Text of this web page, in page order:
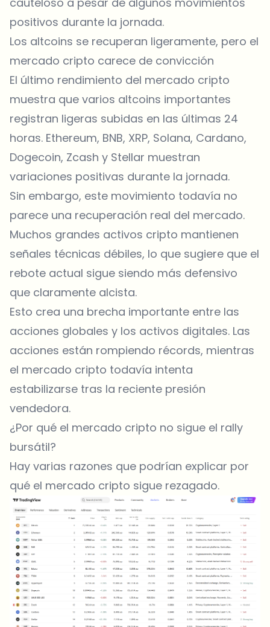
positivos durante la jornada.
Los altcoins se recuperan ligeramente, pero el
mercado cripto carece de convicción
El último rendimiento del mercado cripto
muestra que varios altcoins importantes
registran ligeras subidas en las últimas 24
horas. Ethereum, BNB, XRP, Solana, Cardano,
Dogecoin, Zcash y Stellar muestran
variaciones positivas durante la jornada.
Sin embargo, este movimiento todavía no
parece una recuperación real del mercado.
Muchos grandes activos cripto mantienen
señales técnicas débiles, lo que sugiere que el
rebote actual sigue siendo más defensivo
que claramente alcista.
Esto crea una brecha importante entre las
acciones globales y los activos digitales. Las
acciones están rompiendo récords, mientras
el mercado cripto todavía intenta
estabilizarse tras la reciente presión
vendedora.
¿Por qué el mercado cripto no sigue el rally
bursátil?
Hay varias razones que podrían explicar por
qué el mercado cripto sigue rezagado.